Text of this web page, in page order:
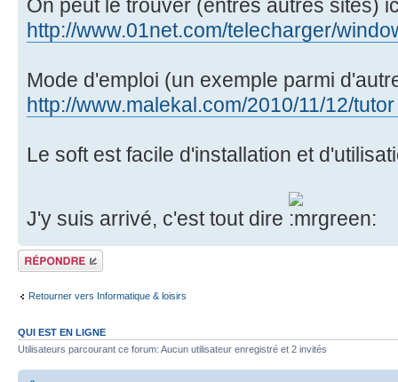
On peut le trouver (entres autres sites)
http://www.01net.com/telecharger/
Mode d'emploi (un exemple parmi
http://www.malekal.com/2010/11/12/
Le soft est facile d'installation et
J'y suis arrivé, c'est tout dire
Répondre
Retourner vers Informatique & loisirs
QUI EST EN LIGNE
Utilisateurs parcourant ce forum: Aucun utilisateur enregistré et 2 invités